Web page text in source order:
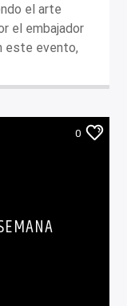
el arte
el embajador
este evento,
0